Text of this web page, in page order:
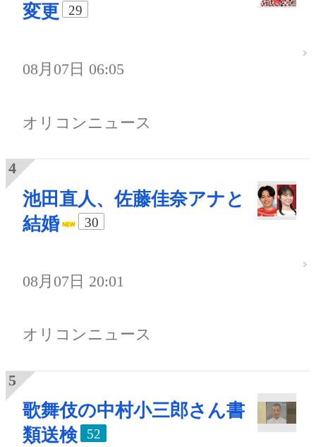
変更
29
08月07日 06:05
オリコンニュース
池田直人、佐藤佳奈アナと
結婚
30
08月07日 20:01
オリコンニュース
歌舞伎の中村小三郎さん書
類送検
52